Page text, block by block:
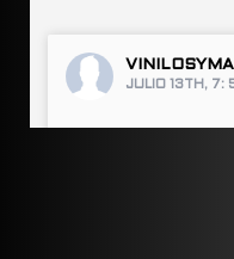
JULIO 13TH, 7: